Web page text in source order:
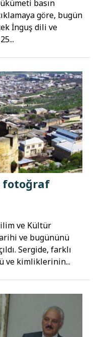
basın
göre, bugün
İnguş dili ve
fotoğraf
ve Kültür
ve bugününü
Sergide, farklı
ve kimliklerinin...